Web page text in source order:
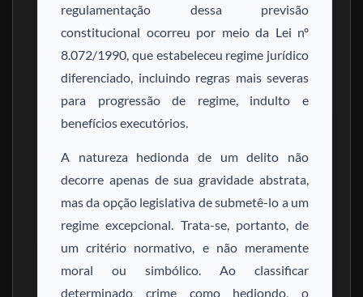
regulamentação dessa previsão
constitucional ocorreu por meio da Lei nº
8.072/1990, que estabeleceu regime jurídico
diferenciado, incluindo regras mais severas
para progressão de regime, indulto e
benefícios executórios.
A natureza hedionda de um delito não
decorre apenas de sua gravidade abstrata,
mas da opção legislativa de submetê-lo a um
regime excepcional. Trata-se, portanto, de
um critério normativo, e não meramente
moral ou simbólico. Ao classificar
determinado crime como hediondo, o